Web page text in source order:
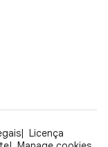
Licença